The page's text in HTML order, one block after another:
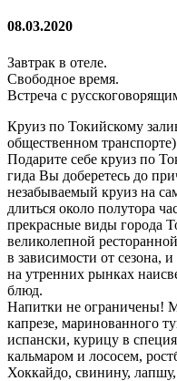
08.03.2020
Завтрак в отеле.
Свободное время.
Встреча с
Круиз по Токийскому
общественном
Подарите себе круиз по
гида Вы доберетесь до
незабываемый круиз на
длиться около полутора
прекрасные виды города
великолепной
в зависимости от сезона,
на утренних рынках
блюд.
Напитки не ограничены!
капрезе, маринованного
испански, курицу в
кальмаром и лососем,
Хоккайдо, свинину, лапшу,